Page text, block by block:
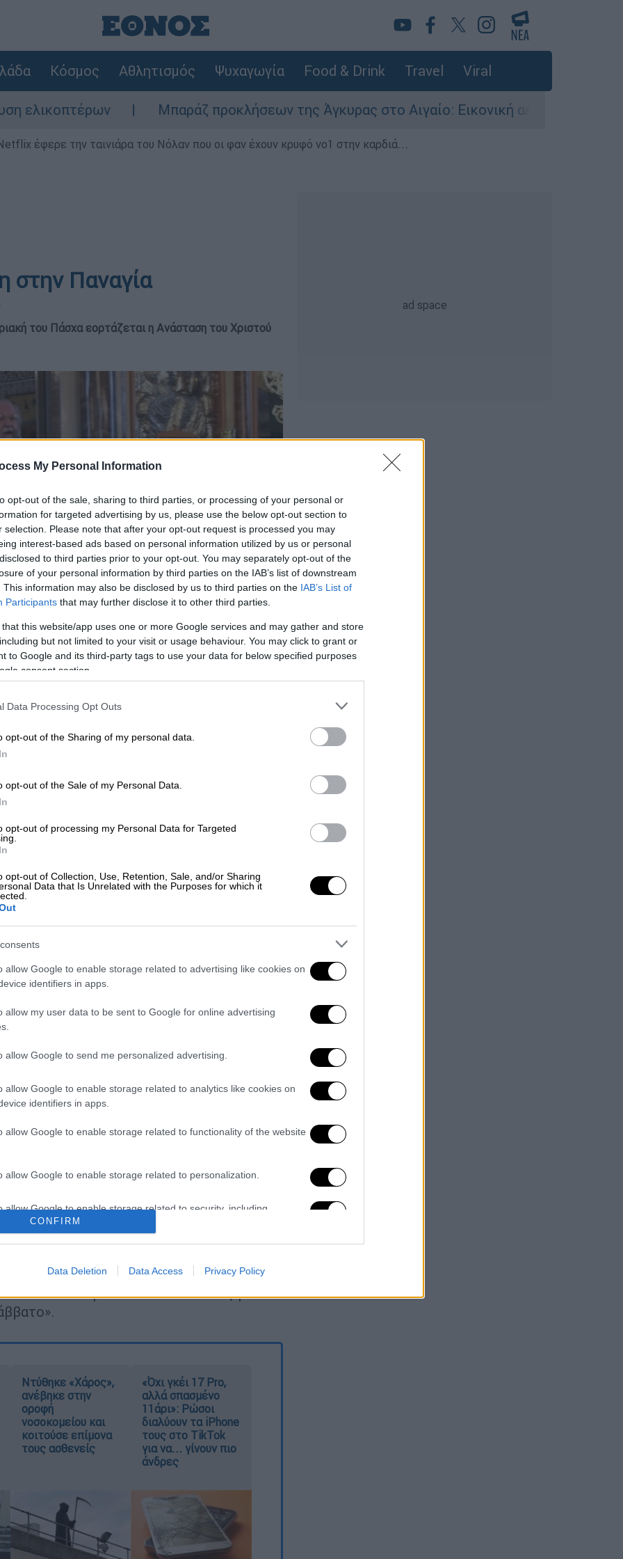
My Personal Information
opt-out of the sale, sharing to third parties, or processing of your personal or
for targeted advertising by us, please use the below opt-out section to
selection. Please note that after your opt-out request is processed you may
interest-based ads based on personal information utilized by us or personal
to third parties prior to your opt-out. You may separately opt-out of the
of your personal information by third parties on the IAB’s list of downstream
This information may also be disclosed by us to third parties on the IAB’s List of
Participants that may further disclose it to other third parties.
that this website/app uses one or more Google services and may gather and store
but not limited to your visit or usage behaviour. You may click to grant or
to Google and its third-party tags to use your data for below specified purposes
consent section.
Data Processing Opt Outs
opt-out of the Sharing of my personal data.
opt-out of the Sale of my Personal Data.
opt-out of processing my Personal Data for Targeted
opt-out of Collection, Use, Retention, Sale, and/or Sharing
Data that Is Unrelated with the Purposes for which it
allow Google to enable storage related to advertising like cookies on
identifiers in apps.
allow my user data to be sent to Google for online advertising
allow Google to send me personalized advertising.
allow Google to enable storage related to analytics like cookies on
identifiers in apps.
allow Google to enable storage related to functionality of the website
allow Google to enable storage related to personalization.
allow Google to enable storage related to security, including
functionality and fraud prevention, and other user protection.
CONFIRM
Data Deletion Data Access Privacy Policy
Κόσμος Αθλητισμός Ψυχαγωγία Food & Drink Travel Viral
Μπαράζ προκλήσεων της Άγκυρας στο Αιγαίο: Εικονική αερομαχία ανάμεσα σε
έφερε την ταινιάρα του Νόλαν που οι φαν έχουν κρυφό νο1 στην καρδιά...
στην Παναγία
του Πάσχα εορτάζεται η Ανάσταση του Χριστού
της Χίου (politischios.gr)
το ΕΘΝΟΣ στη Google
της Παναγίας Ευαγγελίστριας στη
Κυριακή του Πάσχα εορτάζεται η
σβήνουν τα φώτα και ο ιερέας προβάλει
από μία δεσμίδα τριάντα τριών κεριών
λάβετε Φως…».
video
βγαίνουν στο περίβολο της εκκλησίας
της Αναστάσεως και ψάλλεται το
πατήσας και τοις εν τοις μνήμασι,
το οποίο νηστεύεται και το λάδι, για
Ντύθηκε «Χάρος»,
ανέβηκε στην
οροφή
νοσοκομείου και
κοιτούσε επίμονα
τους ασθενείς
«Όχι γκέι 17 Pro,
αλλά σπασμένο
11άρι»: Ρώσοι
διαλύουν τα iPhone
τους στο TikTok
για να... γίνουν πιο
άνδρες